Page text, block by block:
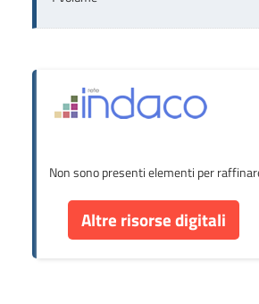
Non sono presenti elementi per
Altre risorse digitali